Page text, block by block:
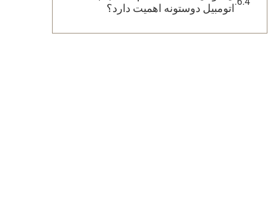
اتومبیل دوستونه اهمیت دارد؟